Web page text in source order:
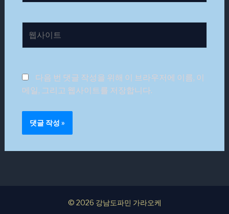
*
다음 번 댓글 작성을 위해 이 브라우저에 이름, 이
메일, 그리고 웹사이트를 저장합니다.
© 2026 강남도파민 가라오케